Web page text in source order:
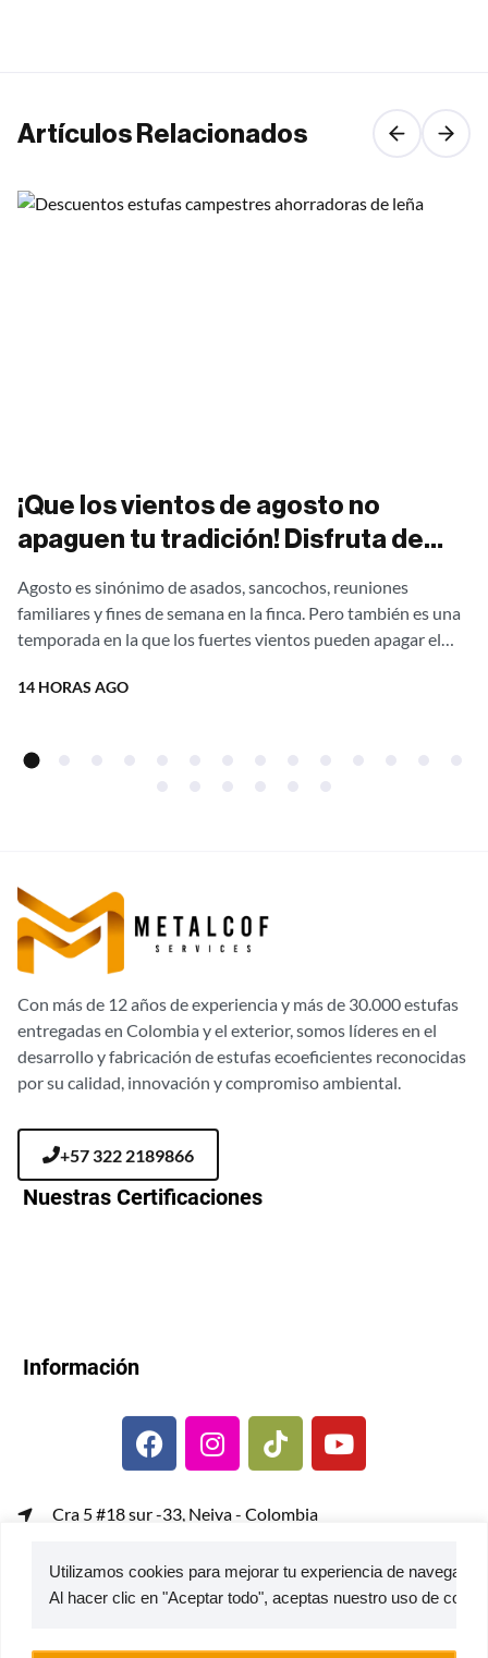
Utilizamos cookies para mejorar tu experiencia de
Artículos Relacionados
¡Que los vientos de agosto no
apaguen tu tradición! Disfruta de
humo con nuestras estufas
campestres Ergonatura. ¡Aprovecha
Agosto es sinónimo de asados, sancochos, reuniones
familiares y fines de semana en la finca. Pero también es una
temporada en la que los fuertes vientos pueden apagar el
14 HORAS AGO
Con más de 12 años de experiencia y más de 30.000 estufas
entregadas en Colombia y el exterior, somos líderes en el
desarrollo y fabricación de estufas ecoeficientes reconocidas
por su calidad, innovación y compromiso ambiental.
+57 322 2189866
Nuestras Certificaciones
Información
Cra 5 #18 sur -33, Neiva - Colombia
Atención al usuario | PQRS